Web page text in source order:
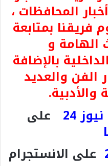
المحافظات ،
فريقنا بمتابعة
الهامة و
بالإضافة
الفن والعديد
24 على
على الانستجرام